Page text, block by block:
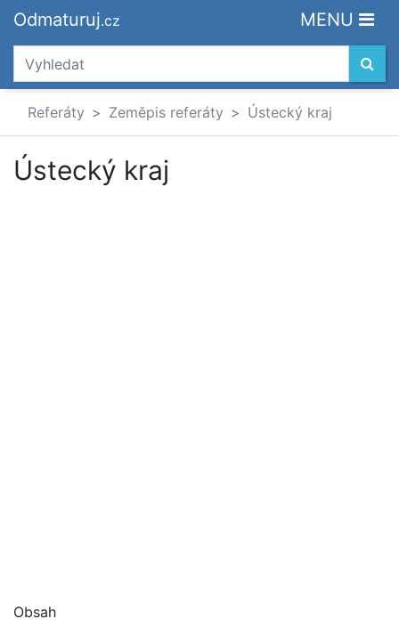
Odmaturuj.cz MENU
Referáty Zeměpis referáty Ústecký kraj
Ústecký kraj
Obsah